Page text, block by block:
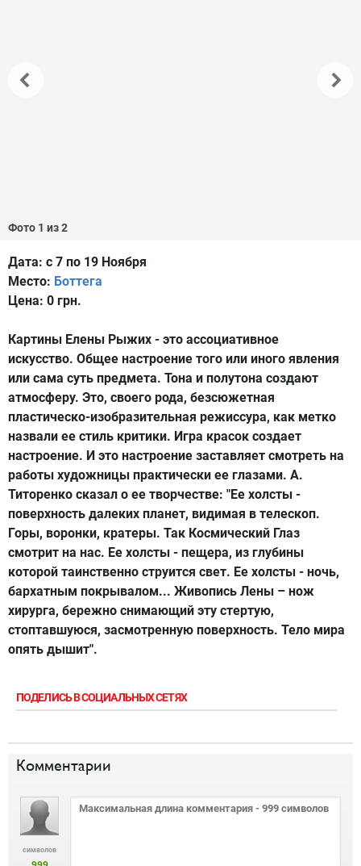
Фото 1 из 2
Дата: с 7 по 19 Ноября
Место: Боттега
Цена: 0 грн.
Картины Елены Рыжих - это ассоциативное
искусство. Общее настроение того или иного явления
или сама суть предмета. Тона и полутона создают
атмосферу. Это, своего рода, безсюжетная
пластическо-изобразительная режиссура, как метко
назвали ее стиль критики. Игра красок создает
настроение. И это настроение заставляет смотреть на
работы художницы практически ее глазами. А.
Титоренко сказал о ее творчестве: "Ее холсты -
поверхность далеких планет, видимая в телескоп.
Горы, воронки, кратеры. Так Космический Глаз
смотрит на нас. Ее холсты - пещера, из глубины
которой таинственно струится свет. Ее холсты - ночь,
бархатным покрывалом... Живопись Лены – нож
хирурга, бережно снимающий эту стертую,
стоптавшуюся, засмотренную поверхность. Тело мира
опять дышит".
ПОДЕЛИСЬ В СОЦИАЛЬНЫХ СЕТЯХ
Комментарии
символов